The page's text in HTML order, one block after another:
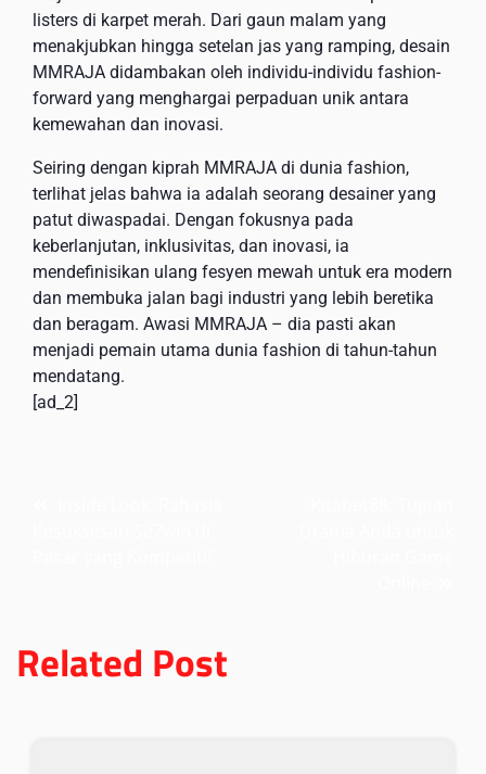
listers di karpet merah. Dari gaun malam yang
menakjubkan hingga setelan jas yang ramping, desain
MMRAJA didambakan oleh individu-individu fashion-
forward yang menghargai perpaduan unik antara
kemewahan dan inovasi.
Seiring dengan kiprah MMRAJA di dunia fashion,
terlihat jelas bahwa ia adalah seorang desainer yang
patut diwaspadai. Dengan fokusnya pada
keberlanjutan, inklusivitas, dan inovasi, ia
mendefinisikan ulang fesyen mewah untuk era modern
dan membuka jalan bagi industri yang lebih beretika
dan beragam. Awasi MMRAJA – dia pasti akan
menjadi pemain utama dunia fashion di tahun-tahun
mendatang.
[ad_2]
Related Post